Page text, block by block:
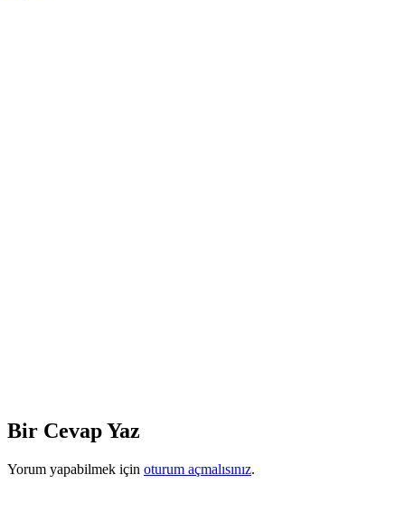
Bir Cevap Yaz
Yorum yapabilmek için oturum açmalısınız.